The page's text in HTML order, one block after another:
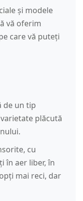
și modele
vă oferim
care vă puteți
de un tip
plăcută
cu
în aer liber, în
mai reci, dar